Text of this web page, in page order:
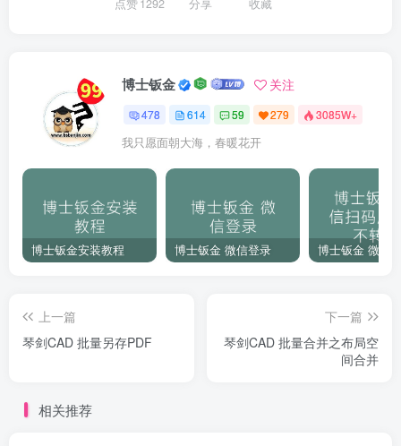
点赞1292 分享 收藏
博士钣金 关注
478 614 59 279 3085W+
我只愿面朝大海，春暖花开
博士钣金安装教程 博士钣金 微信登录
上一篇
琴剑CAD 批量另存PDF
下一篇
琴剑CAD 批量合并之布局空
间合并
相关推荐